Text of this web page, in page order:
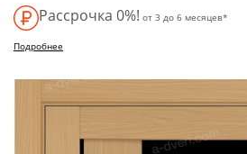
Рассрочка 0%! от 3 до 6 месяцев*
Подробнее